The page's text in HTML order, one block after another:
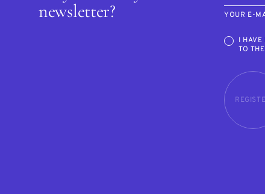
newsletter?
YOUR E-
I
TO